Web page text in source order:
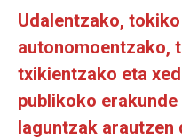
Udalentzako,
autonomoentzako,
txikientzako eta
publikoko
laguntzak arautzen